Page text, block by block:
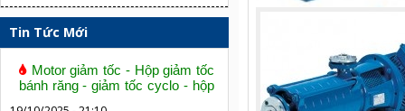
Tin Tức Mới
Motor giảm tốc - Hộp giảm tốc
bánh răng - giảm tốc cyclo - hộp